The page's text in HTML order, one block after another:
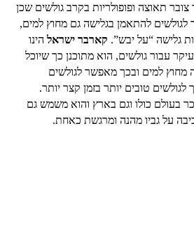
תאוצה ופופולריות בקרב גולשים שכן
להתאמן בגלישה גם מחוץ למים,
גלישה “על יבש”. קארבר ישראלהינו
עבור גולשים, הוא מתוכנן כך שיוכל
מחוץ למים ובכך מאפשר לגולשים
טובים יותר בזמן קצר יותר.
בעולם כולו וגם בארץ והוא משמש גם
על גביו מהנה ומרגשת כאחת.